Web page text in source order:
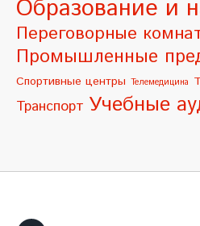
Образование и
Переговорные
Промышленные
Спортивные центры Телемедицина
Транспорт Учебные